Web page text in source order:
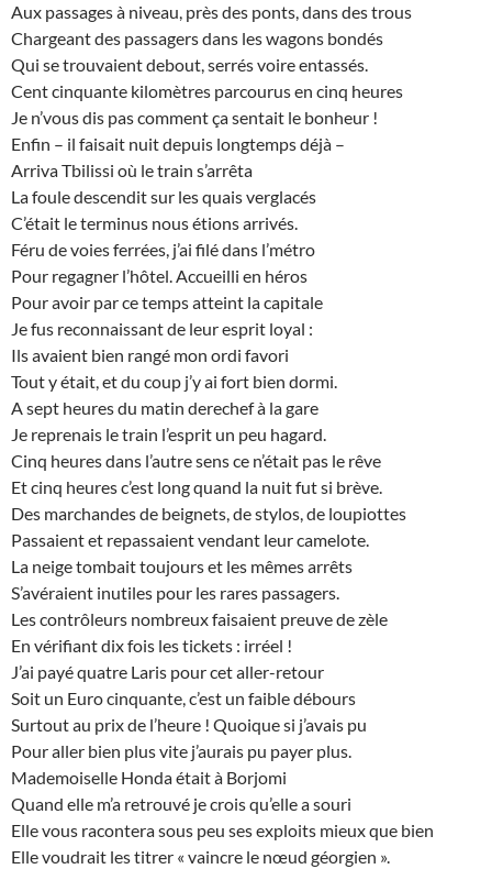
Aux passages à niveau, près des ponts, dans des trous
Chargeant des passagers dans les wagons bondés
Qui se trouvaient debout, serrés voire entassés.
Cent cinquante kilomètres parcourus en cinq heures
Je n’vous dis pas comment ça sentait le bonheur !
Enfin – il faisait nuit depuis longtemps déjà –
Arriva Tbilissi où le train s’arrêta
La foule descendit sur les quais verglacés
C’était le terminus nous étions arrivés.
Féru de voies ferrées, j’ai filé dans l’métro
Pour regagner l’hôtel. Accueilli en héros
Pour avoir par ce temps atteint la capitale
Je fus reconnaissant de leur esprit loyal :
Ils avaient bien rangé mon ordi favori
Tout y était, et du coup j’y ai fort bien dormi.
A sept heures du matin derechef à la gare
Je reprenais le train l’esprit un peu hagard.
Cinq heures dans l’autre sens ce n’était pas le rêve
Et cinq heures c’est long quand la nuit fut si brève.
Des marchandes de beignets, de stylos, de loupiottes
Passaient et repassaient vendant leur camelote.
La neige tombait toujours et les mêmes arrêts
S’avéraient inutiles pour les rares passagers.
Les contrôleurs nombreux faisaient preuve de zèle
En vérifiant dix fois les tickets : irréel !
J’ai payé quatre Laris pour cet aller-retour
Soit un Euro cinquante, c’est un faible débours
Surtout au prix de l’heure ! Quoique si j’avais pu
Pour aller bien plus vite j’aurais pu payer plus.
Mademoiselle Honda était à Borjomi
Quand elle m’a retrouvé je crois qu’elle a souri
Elle vous racontera sous peu ses exploits mieux que bien
Elle voudrait les titrer « vaincre le nœud géorgien ».